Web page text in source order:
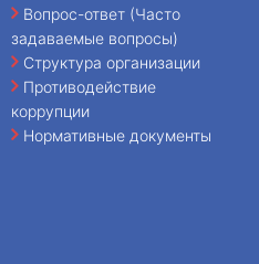
Вопрос-ответ (Часто
задаваемые вопросы)
Структура организации
Противодействие
коррупции
Нормативные документы